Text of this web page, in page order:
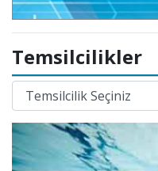
Temsilcilikler